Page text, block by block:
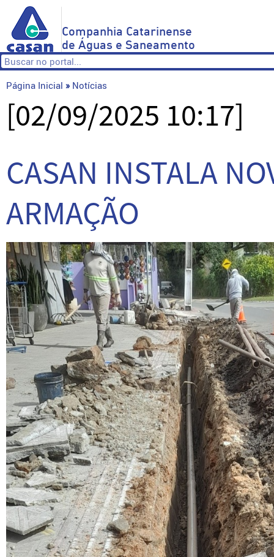
Companhia Catarinense
de Águas e Saneamento
Página Inicial » Notícias
[02/09/2025 10:17]
CASAN INSTALA
ARMAÇÃO